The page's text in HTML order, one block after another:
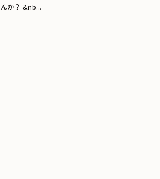
んか？ &nb...